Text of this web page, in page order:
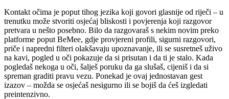
Kontakt očima je poput tihog jezika koji govori glasnije od riječi – u
trenutku može stvoriti osjećaj bliskosti i povjerenja koji razgovor
pretvara u nešto posebno. Bilo da razgovaraš s nekim novim preko
platforme poput BeMee, gdje provjereni profili, sigurni razgovori,
priče i napredni filteri olakšavaju upoznavanje, ili se susretneš uživo
na kavi, pogled u oči pokazuje da si prisutan i da ti je stalo. Kada
pogledaš nekoga u oči, šalješ poruku da ga slušaš, cijeniš i da si
spreman graditi pravu vezu. Ponekad je ovaj jednostavan gest
izazov – možda se osjećaš nesigurno ili se bojiš da ćeš izgledati
preintenzivno.